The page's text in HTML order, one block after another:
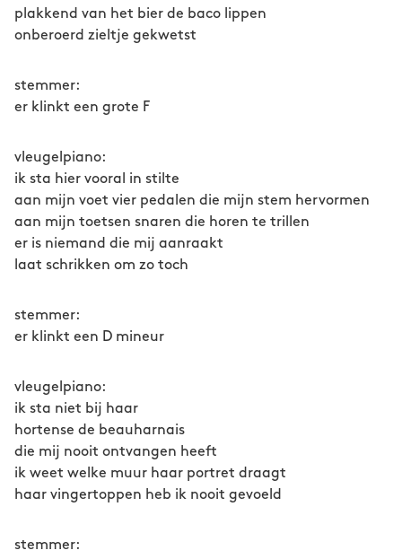
plakkend van het bier de baco lippen
onberoerd zieltje gekwetst
stemmer:
er klinkt een grote F
vleugelpiano:
ik sta hier vooral in stilte
aan mijn voet vier pedalen die mijn stem hervormen
aan mijn toetsen snaren die horen te trillen
er is niemand die mij aanraakt
laat schrikken om zo toch
stemmer:
er klinkt een D mineur
vleugelpiano:
ik sta niet bij haar
hortense de beauharnais
die mij nooit ontvangen heeft
ik weet welke muur haar portret draagt
haar vingertoppen heb ik nooit gevoeld
stemmer: